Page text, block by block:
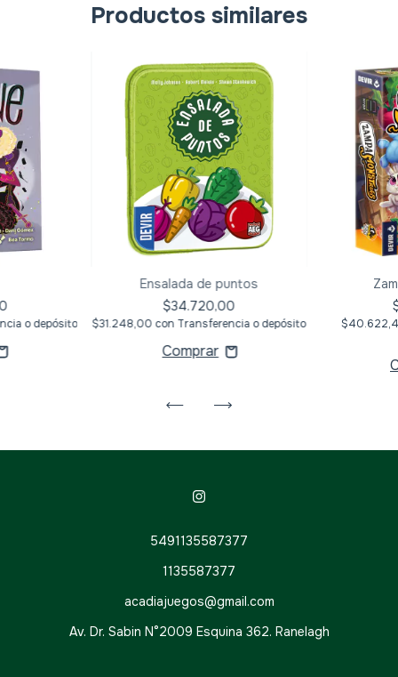
Productos similares
o depósito
Ensalada de puntos
$34.720,00
$31.248,00 con Transferencia o depósito
5491135587377
1135587377
acadiajuegos@gmail.com
Av. Dr. Sabin N°2009 Esquina 362. Ranelagh